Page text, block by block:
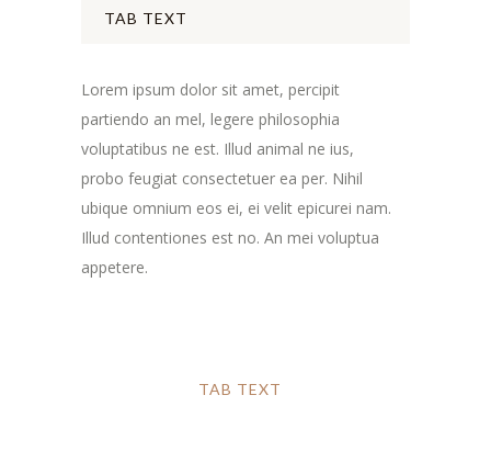
TAB TEXT
Lorem ipsum dolor sit amet, percipit
partiendo an mel, legere philosophia
voluptatibus ne est. Illud animal ne ius,
probo feugiat consectetuer ea per. Nihil
ubique omnium eos ei, ei velit epicurei nam.
Illud contentiones est no. An mei voluptua
appetere.
TAB TEXT